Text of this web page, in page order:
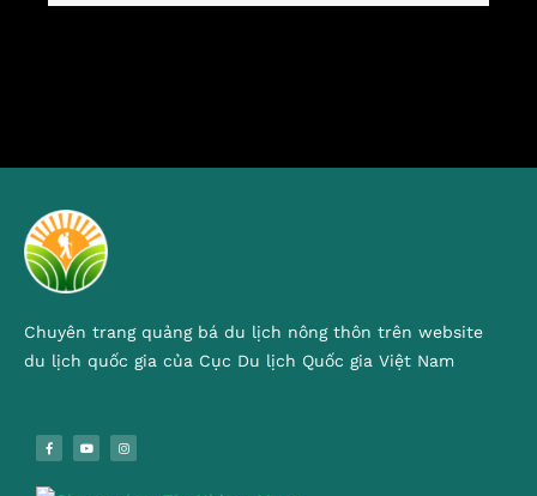
Chuyên trang quảng bá du lịch nông thôn trên website
du lịch quốc gia của Cục Du lịch Quốc gia Việt Nam